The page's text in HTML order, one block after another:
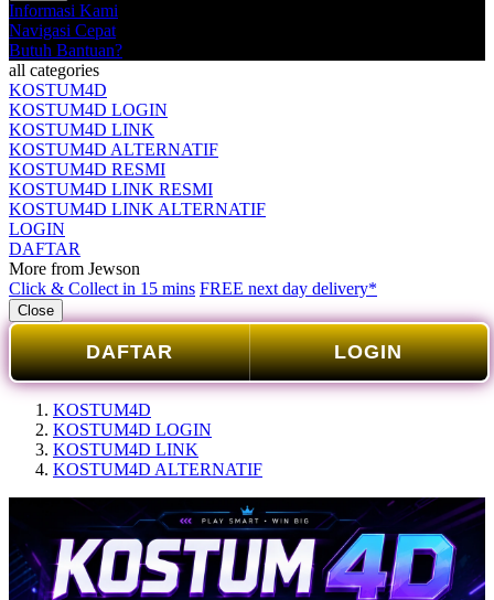
Informasi Kami
Navigasi Cepat
Butuh Bantuan?
all categories
KOSTUM4D
KOSTUM4D LOGIN
KOSTUM4D LINK
KOSTUM4D ALTERNATIF
KOSTUM4D RESMI
KOSTUM4D LINK RESMI
KOSTUM4D LINK ALTERNATIF
LOGIN
DAFTAR
More from Jewson
Click & Collect in 15 mins FREE next day delivery*
Close
DAFTAR LOGIN
KOSTUM4D
KOSTUM4D LOGIN
KOSTUM4D LINK
KOSTUM4D ALTERNATIF